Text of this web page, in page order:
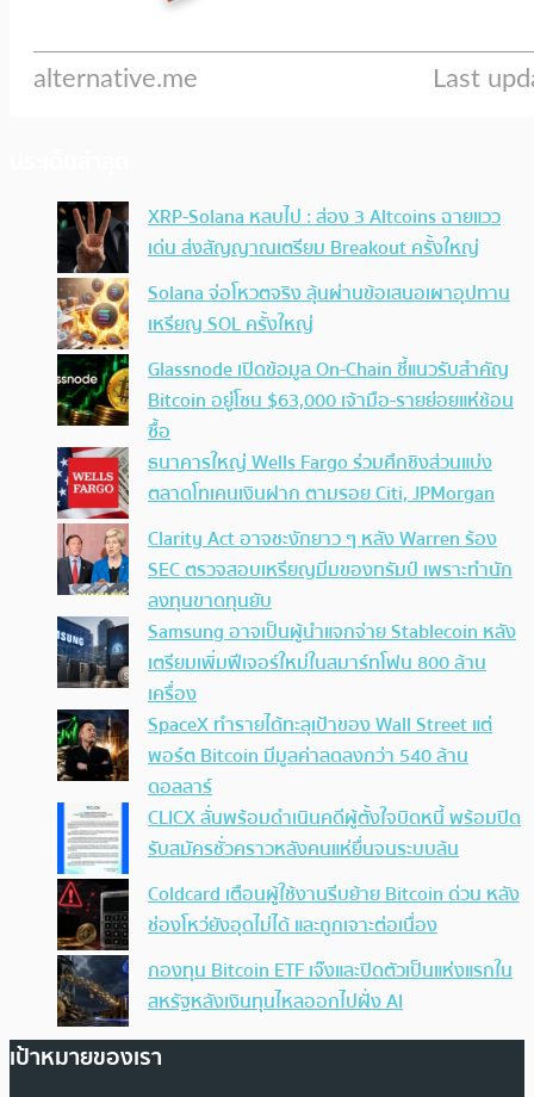
XRP-Solana หลบไป : ส่อง 3 Altcoins ฉายแวว
เด่น ส่งสัญญาณเตรียม Breakout ครั้งใหญ่
Solana จ่อโหวตจริง ลุ้นผ่านข้อเสนอเผาอุปทาน
เหรียญ SOL ครั้งใหญ่
Glassnode เปิดข้อมูล On-Chain ชี้แนวรับสำคัญ
Bitcoin อยู่โซน $63,000 เจ้ามือ-รายย่อยแห่ช้อน
ซื้อ
ธนาคารใหญ่ Wells Fargo ร่วมศึกชิงส่วนแบ่ง
ตลาดโทเคนเงินฝาก ตามรอย Citi, JPMorgan
Clarity Act อาจชะงักยาว ๆ หลัง Warren ร้อง
SEC ตรวจสอบเหรียญมีมของทรัมป์ เพราะทำนัก
ลงทุนขาดทุนยับ
Samsung อาจเป็นผู้นำแจกจ่าย Stablecoin หลัง
เตรียมเพิ่มฟีเจอร์ใหม่ในสมาร์ทโฟน 800 ล้าน
เครื่อง
SpaceX ทำรายได้ทะลุเป้าของ Wall Street แต่
พอร์ต Bitcoin มีมูลค่าลดลงกว่า 540 ล้าน
ดอลลาร์
CLICX ลั่นพร้อมดำเนินคดีผู้ตั้งใจบิดหนี้ พร้อมปิด
รับสมัครชั่วคราวหลังคนแห่ยื่นจนระบบล้น
Coldcard เตือนผู้ใช้งานรีบย้าย Bitcoin ด่วน หลัง
ช่องโหว่ยังอุดไม่ได้ และถูกเจาะต่อเนื่อง
กองทุน Bitcoin ETF เจ๊งและปิดตัวเป็นแห่งแรกใน
สหรัฐหลังเงินทุนไหลออกไปฝั่ง AI
เป้าหมายของเรา